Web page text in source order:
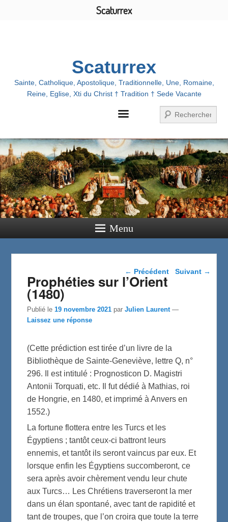
Menu
Scaturrex
Sainte, Catholique, Apostolique, Traditionnelle, Une, Romaine,
Reine, Eglise, Xti du Christ † Tradition † Sede Vacante
Recherche
Menu
Navigation dans les
← Précédent Suivant →
Prophéties sur l’Orient
(1480)
Publié le19 novembre 2021 parJulien Laurent —
Laissez une réponse
(Cette prédiction est tirée d’un livre de la
Bibliothèque de Sainte-Geneviève, lettre Q, n°
296. Il est intitulé : Prognosticon D. Magistri
Antonii Torquati, etc. Il fut dédié à Mathias, roi
de Hongrie, en 1480, et imprimé à Anvers en
1552.)
La fortune flottera entre les Turcs et les
Égyptiens ; tantôt ceux-ci battront leurs
ennemis, et tantôt ils seront vaincus par eux. Et
lorsque enfin les Égyptiens succomberont, ce
sera après avoir chèrement vendu leur chute
aux Turcs… Les Chrétiens traverseront la mer
dans un élan spontané, avec tant de rapidité et
tant de troupes, que l’on croira que toute la terre
Scaturrex